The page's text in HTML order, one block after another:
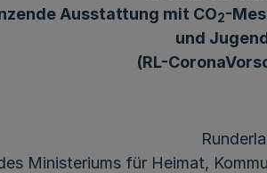
Ausstattung mit CO2-
und
(RL-
Ministeriums für Heimat,